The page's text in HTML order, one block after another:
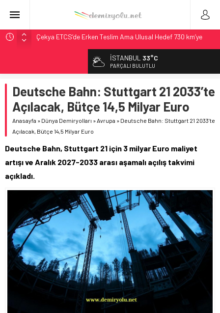
Çekya ETCS’de Erken Teslim Ama Ulusal Hedef 730 km’ye
České dráhy 101 Yaşındaki Buharlıyı Šumava Seferlerine
Brescia 426 Milyon Euro’luk Tramvay İnşaatına Başladı
Northern Railway Doğruladı: 308 Bin Rupiye Özel Vagonda
Puja
Madrid Atocha’da 56 Milyon Euro’luk Yenileme: Sol Tüneli
%33 Kapasite Artışı
İSTANBUL 33°C
PARÇALI BULUTLU
Deutsche Bahn: Stuttgart 21 2033’te
Açılacak, Bütçe 14,5 Milyar Euro
Anasayfa » Dünya Demiryolları »Avrupa » Deutsche Bahn: Stuttgart 21 2033’te
Açılacak, Bütçe 14,5 Milyar Euro
Deutsche Bahn, Stuttgart 21 için 3 milyar Euro maliyet
artışı ve Aralık 2027-2033 arası aşamalı açılış takvimi
açıkladı.